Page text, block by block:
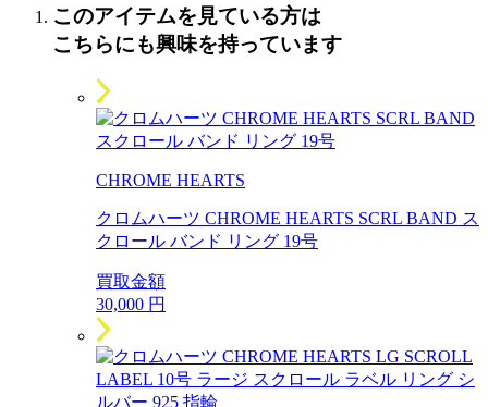
このアイテムを見ている方は
こちらにも興味を持っています
CHROME HEARTS
クロムハーツ CHROME HEARTS SCRL BAND ス
クロール バンド リング 19号
買取金額
30,000 円